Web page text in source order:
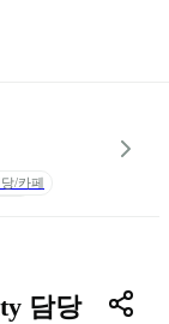
/카페
담당